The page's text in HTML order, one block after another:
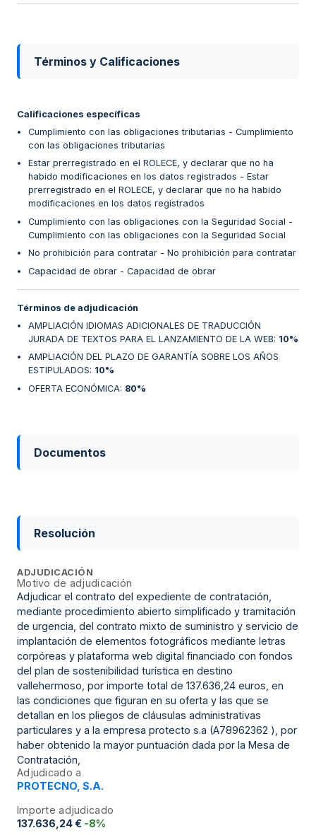
Términos y Calificaciones
Calificaciones específicas
Cumplimiento con las obligaciones tributarias - Cumplimiento
con las obligaciones tributarias
Estar prerregistrado en el ROLECE, y declarar que no ha
habido modificaciones en los datos registrados - Estar
prerregistrado en el ROLECE, y declarar que no ha habido
modificaciones en los datos registrados
Cumplimiento con las obligaciones con la Seguridad Social -
Cumplimiento con las obligaciones con la Seguridad Social
No prohibición para contratar - No prohibición para contratar
Capacidad de obrar - Capacidad de obrar
Términos de adjudicación
AMPLIACIÓN IDIOMAS ADICIONALES DE TRADUCCIÓN
JURADA DE TEXTOS PARA EL LANZAMIENTO DE LA WEB: 10%
AMPLIACIÓN DEL PLAZO DE GARANTÍA SOBRE LOS AÑOS
ESTIPULADOS: 10%
OFERTA ECONÓMICA: 80%
Documentos
Resolución
ADJUDICACIÓN
Motivo de adjudicación
Adjudicar el contrato del expediente de contratación,
mediante procedimiento abierto simplificado y tramitación
de urgencia, del contrato mixto de suministro y servicio de
implantación de elementos fotográficos mediante letras
corpóreas y plataforma web digital financiado con fondos
del plan de sostenibilidad turística en destino
vallehermoso, por importe total de 137.636,24 euros, en
las condiciones que figuran en su oferta y las que se
detallan en los pliegos de cláusulas administrativas
particulares y a la empresa protecto s.a (A78962362 ), por
haber obtenido la mayor puntuación dada por la Mesa de
Contratación,
Adjudicado a
PROTECNO, S.A.
Importe adjudicado
137.636,24 € -8%